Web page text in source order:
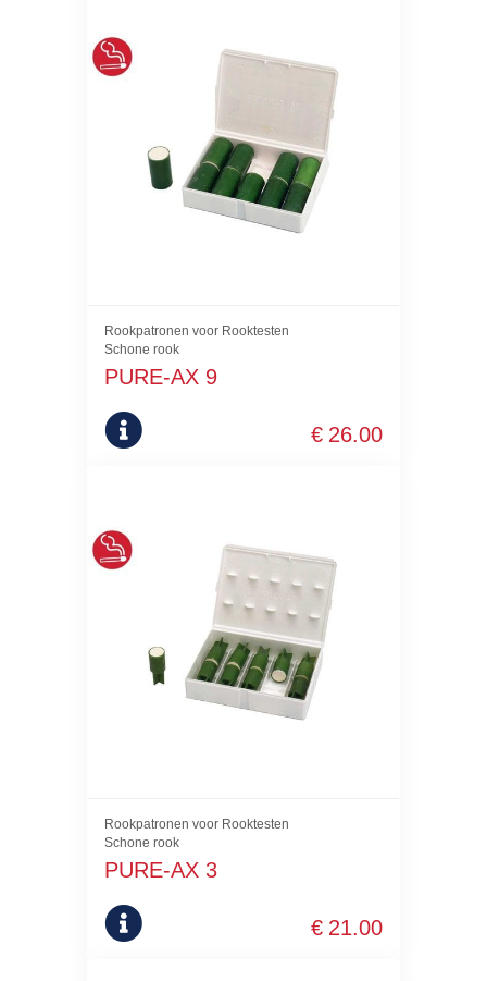
Rookpatronen voor Rooktesten
Schone rook
PURE-AX 9
€ 26.00
Rookpatronen voor Rooktesten
Schone rook
PURE-AX 3
€ 21.00